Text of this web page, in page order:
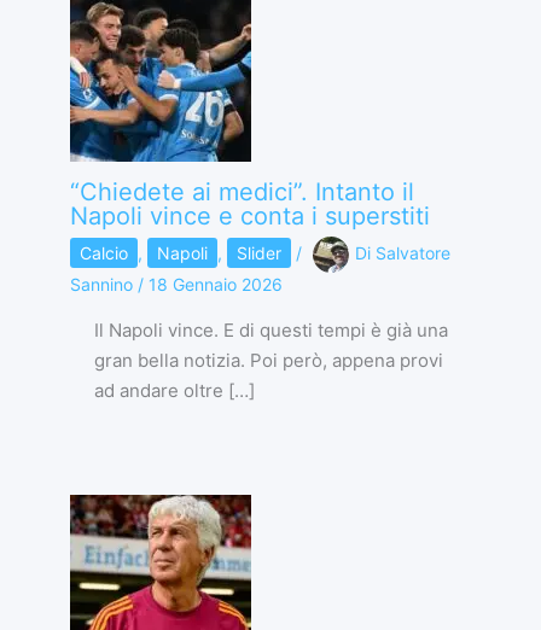
“Chiedete ai medici”. Intanto il
Napoli vince e conta i superstiti
Calcio , Napoli , Slider / Di Salvatore
Sannino / 18 Gennaio 2026
Il Napoli vince. E di questi tempi è già una
gran bella notizia. Poi però, appena provi
ad andare oltre […]